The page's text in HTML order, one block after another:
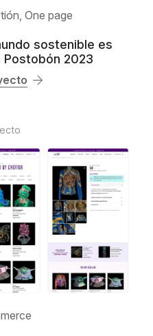
, One page
sostenible es
2023